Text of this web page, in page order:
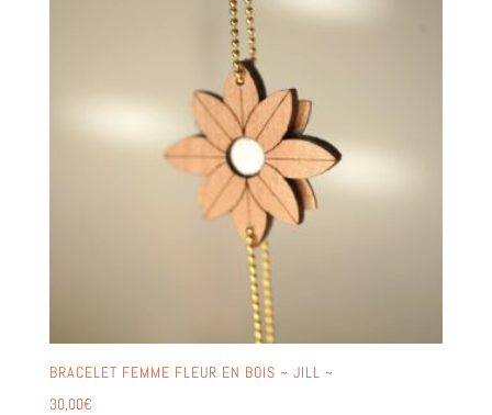
BRACELET FEMME FLEUR EN BOIS ~ JILL ~
30,00€